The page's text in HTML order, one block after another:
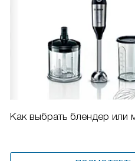
Как выбрать блендер или